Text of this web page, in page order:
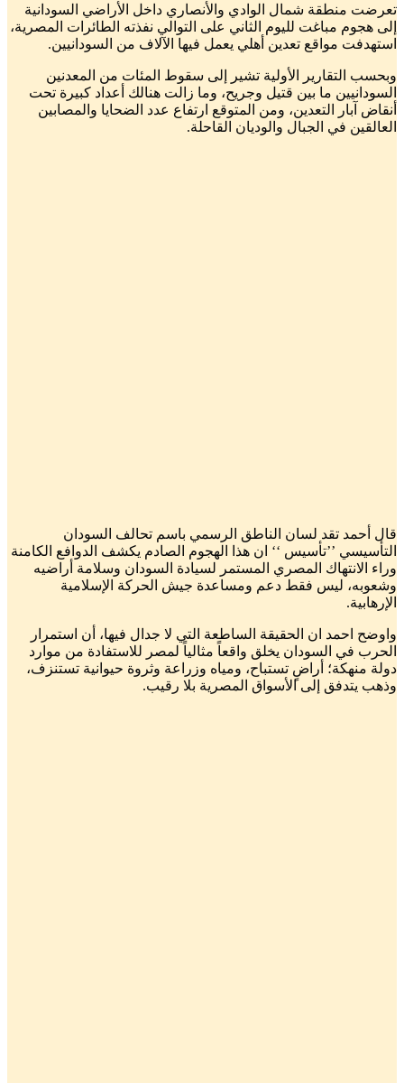
تعرضت منطقة شمال الوادي والأنصاري داخل الأراضي السودانية
إلى هجوم مباغت لليوم الثاني على التوالي نفذته الطائرات المصرية،
استهدفت مواقع تعدين أهلي يعمل فيها الآلاف من السودانيين.
وبحسب التقارير الأولية تشير إلى سقوط المئات من المعدنين
السودانيين ما بين قتيل وجريح، وما زالت هنالك أعداد كبيرة تحت
أنقاض آبار التعدين، ومن المتوقع ارتفاع عدد الضحايا والمصابين
العالقين في الجبال والوديان القاحلة.
قال أحمد تقد لسان الناطق الرسمي باسم تحالف السودان
التأسيسي ’’تأسيس ‘‘ ان هذا الهجوم الصادم يكشف الدوافع الكامنة
وراء الانتهاك المصري المستمر لسيادة السودان وسلامة أراضيه
وشعوبه، ليس فقط دعم ومساعدة جيش الحركة الإسلامية
الإرهابية.
واوضح احمد ان الحقيقة الساطعة التي لا جدال فيها، أن استمرار
الحرب في السودان يخلق واقعاً مثالياً لمصر للاستفادة من موارد
دولة منهكة؛ أراضٍ تستباح، ومياه وزراعة وثروة حيوانية تستنزف،
وذهب يتدفق إلى الأسواق المصرية بلا رقيب.